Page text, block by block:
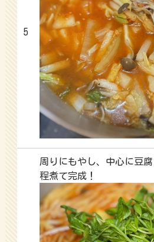
5
周りにもやし、中心に豆
程煮て完成！